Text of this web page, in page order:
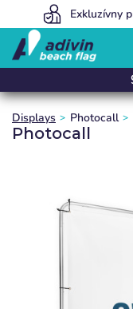
Exkluzívny
Naše ceny sú
Displays Photocall
Photocall